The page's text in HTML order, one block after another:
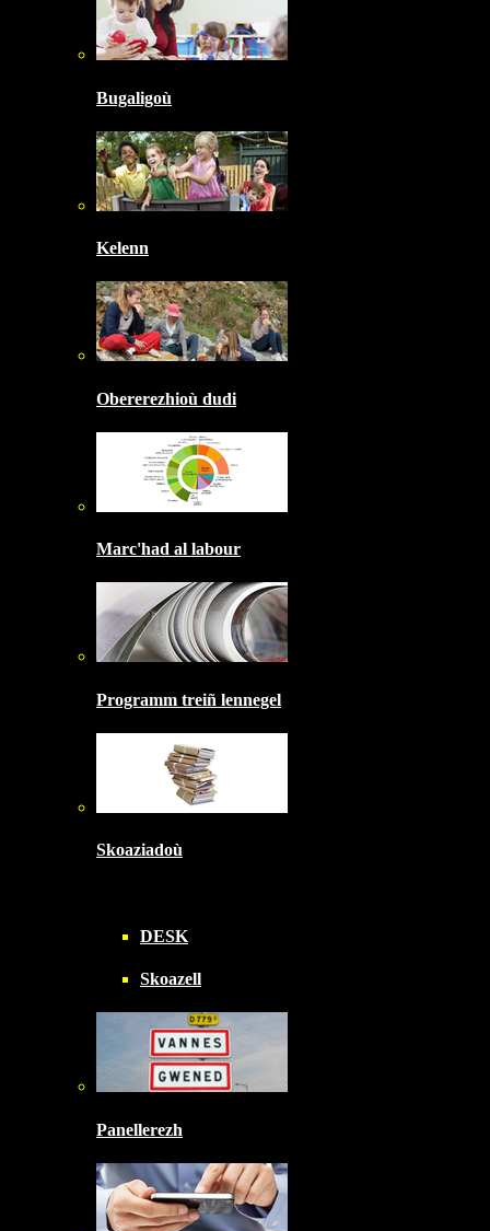
Bugaligoù
Kelenn
Obererezhioù dudi
Marc'had al labour
Programm treiñ lennegel
Skoaziadoù
DESK
Skoazell
Panellerezh